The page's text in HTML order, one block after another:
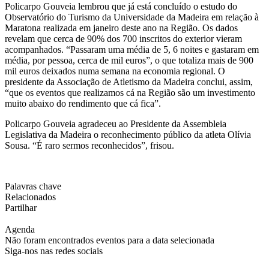
Policarpo Gouveia lembrou que já está concluído o estudo do
Observatório do Turismo da Universidade da Madeira em relação à
Maratona realizada em janeiro deste ano na Região. Os dados
revelam que cerca de 90% dos 700 inscritos do exterior vieram
acompanhados. “Passaram uma média de 5, 6 noites e gastaram em
média, por pessoa, cerca de mil euros”, o que totaliza mais de 900
mil euros deixados numa semana na economia regional. O
presidente da Associação de Atletismo da Madeira conclui, assim,
“que os eventos que realizamos cá na Região são um investimento
muito abaixo do rendimento que cá fica”.
Policarpo Gouveia agradeceu ao Presidente da Assembleia
Legislativa da Madeira o reconhecimento público da atleta Olívia
Sousa. “É raro sermos reconhecidos”, frisou.
Palavras chave
Relacionados
Partilhar
Agenda
Não foram encontrados eventos para a data selecionada
Siga-nos nas redes sociais